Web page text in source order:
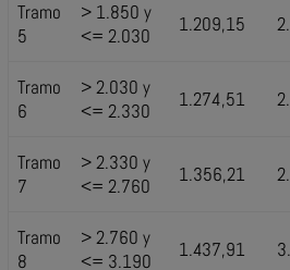
Tramo
5
> 1.850 y
<= 2.030
1.209,15
Tramo
6
> 2.030 y
<= 2.330
1.274,51
Tramo
7
> 2.330 y
<= 2.760
1.356,21
Tramo
8
> 2.760 y
<= 3.190
1.437,91